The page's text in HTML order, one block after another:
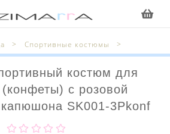
Спортивные костюмы
костюм для
с розовой
SK001-3Pkonf